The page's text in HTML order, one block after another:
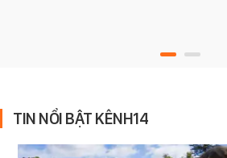
TIN NỔI BẬT KÊNH14